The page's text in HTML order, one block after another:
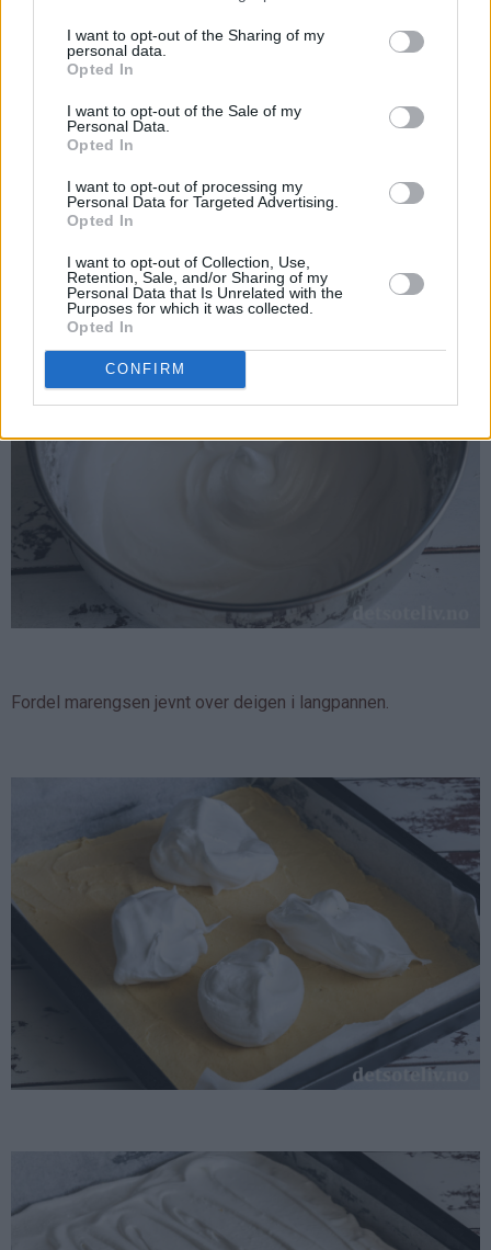
I want to opt-out of the Sharing of my
personal data.
Opted In
I want to opt-out of the Sale of my
Personal Data.
Opted In
I want to opt-out of processing my
Personal Data for Targeted Advertising.
Opted In
I want to opt-out of Collection, Use,
Retention, Sale, and/or Sharing of my
Personal Data that Is Unrelated with the
Purposes for which it was collected.
Opted In
CONFIRM
Visp eggehvitene stive. Tilsett sukkeret og pisk videre til
Fordel marengsen jevnt over deigen i langpannen.